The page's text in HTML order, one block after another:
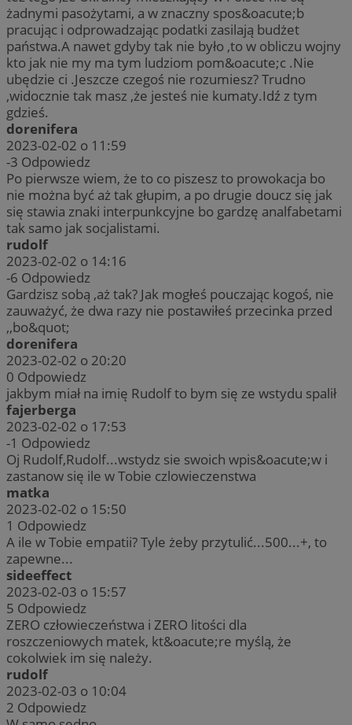
żadnymi pasożytami, a w znaczny spos&oacute;b
pracując i odprowadzając podatki zasilają budżet
państwa.A nawet gdyby tak nie było ,to w obliczu wojny
kto jak nie my ma tym ludziom pom&oacute;c .Nie
ubędzie ci .Jeszcze czegoś nie rozumiesz? Trudno
,widocznie tak masz ,że jesteś nie kumaty.Idź z tym
gdzieś.
dorenifera
2023-02-02 o 11:59
-3 Odpowiedz
Po pierwsze wiem, że to co piszesz to prowokacja bo
nie można być aż tak głupim, a po drugie doucz się jak
się stawia znaki interpunkcyjne bo gardzę analfabetami
tak samo jak socjalistami.
rudolf
2023-02-02 o 14:16
-6 Odpowiedz
Gardzisz sobą ,aż tak? Jak mogłeś pouczając kogoś, nie
zauważyć, że dwa razy nie postawiłeś przecinka przed
,,bo&quot;
dorenifera
2023-02-02 o 20:20
0 Odpowiedz
jakbym miał na imię Rudolf to bym się ze wstydu spalił
fajerberga
2023-02-02 o 17:53
-1 Odpowiedz
Oj Rudolf,Rudolf...wstydz sie swoich wpis&oacute;w i
zastanow się ile w Tobie czlowieczenstwa
matka
2023-02-02 o 15:50
1 Odpowiedz
A ile w Tobie empatii? Tyle żeby przytulić...500...+, to
zapewne...
sideeffect
2023-02-03 o 15:57
5 Odpowiedz
ZERO człowieczeństwa i ZERO litości dla
roszczeniowych matek, kt&oacute;re myślą, że
cokolwiek im się należy.
rudolf
2023-02-03 o 10:04
2 Odpowiedz